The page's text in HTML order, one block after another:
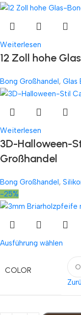
Weiterlesen
12 Zoll hohe
Bong Großhandel, Glas
Weiterlesen
3D-Halloween-
Großhandel
Bong Großhandel,
-25%
Ausführung wählen
COLOR